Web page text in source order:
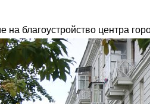
на благоустройство центра